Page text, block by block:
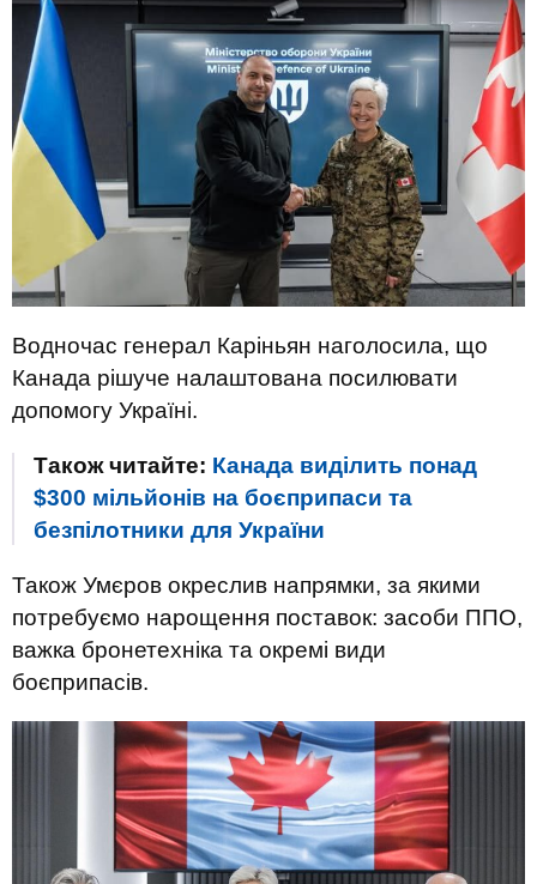
Водночас генерал Каріньян наголосила, що
Канада рішуче налаштована посилювати
допомогу Україні.
Також читайте: Канада виділить понад
$300 мільйонів на боєприпаси та
безпілотники для України
Також Умєров окреслив напрямки, за якими
потребуємо нарощення поставок: засоби ППО,
важка бронетехніка та окремі види
боєприпасів.